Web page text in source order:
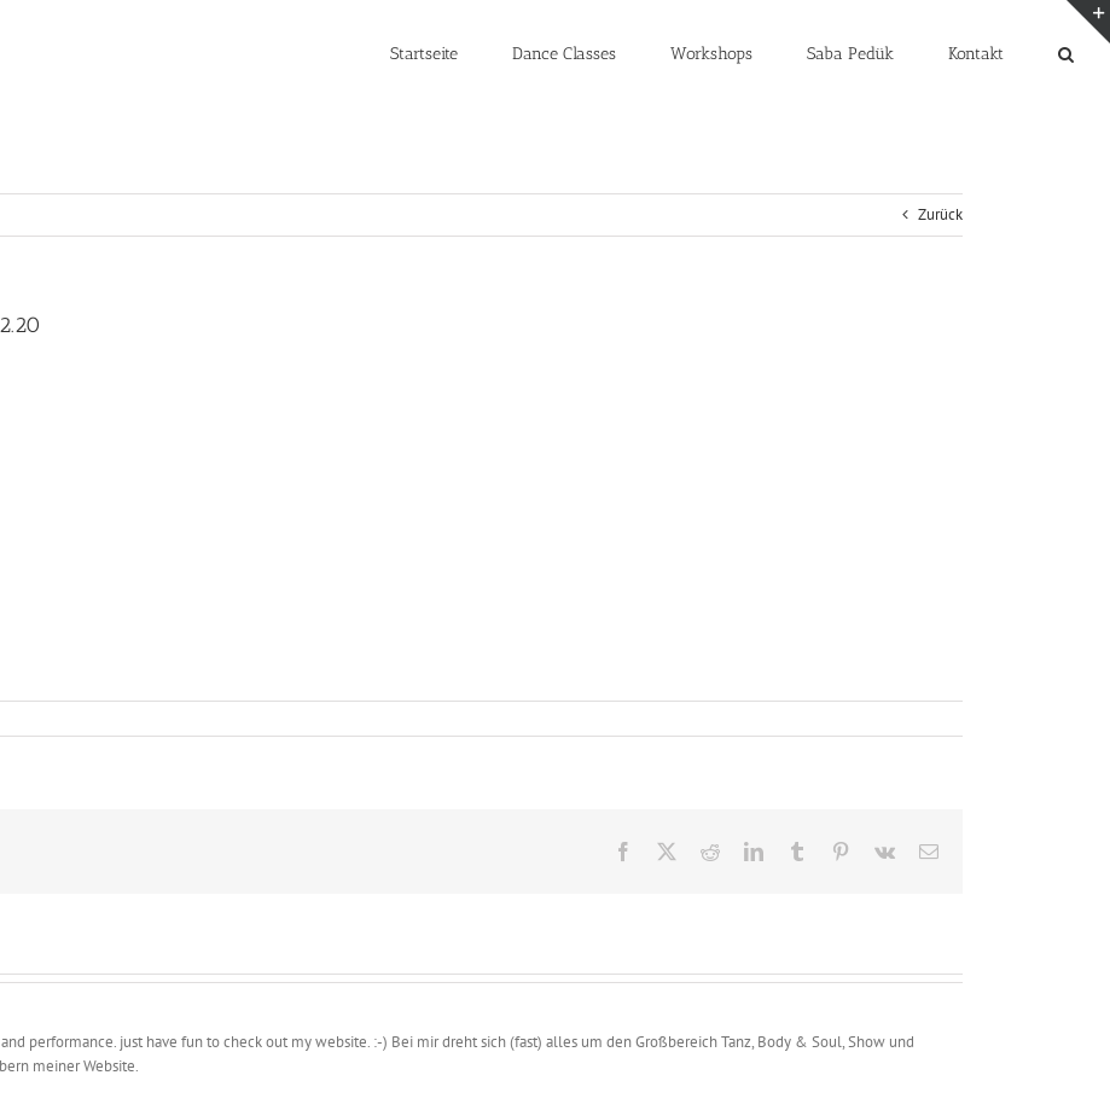
Startseite Dance Classes Workshops Saba Pedük Kontakt
Zurück
Facebook RedditLinkedInTumblr Pinterest
Vk
E-
performance. just have fun to check out my website. :-) Bei mir dreht sich (fast) alles um den Großbereich Tanz, Body & Soul, Show und
meiner Website.